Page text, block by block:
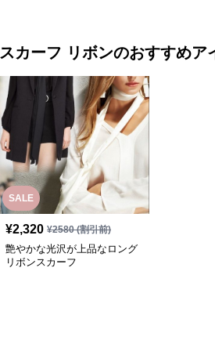
スカーフ リボンのおすすめア
SALE
¥2,320 ¥2580(割引前)
艶やかな光沢が上品なロング
リボンスカーフ